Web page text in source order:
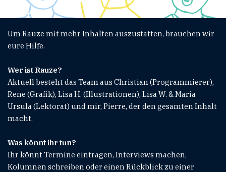
Um Rauze mit mehr Inhalten auszustatten, brauchen wir
eure Hilfe.
Wer ist Rauze?
Aktuell besteht das Team aus Christian (Programmierer),
Rene (Grafik), Lisa H. (Illustrationen), Lisa W. & Maria
Ursula (Lektorat) und mir, Pierre, der den gesamten Inhalt
macht.
Was könnt ihr tun?
Ihr könnt Termine eintragen, Interviews machen,
Kolumnen schreiben oder einen Rückblick zu einer